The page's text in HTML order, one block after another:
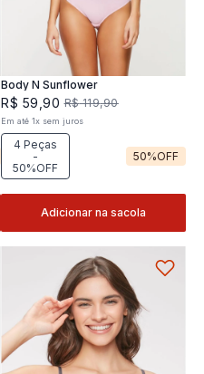
Body N Sunflower
R$ 59 ,90 R$ 119,90
Em até 1x sem juros
4 Peças
-
50%OFF
50%OFF
Adicionar na sacola